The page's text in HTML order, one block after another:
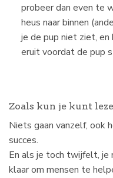
probeer dan even te
heus naar binnen
je de pup niet ziet,
eruit voordat de pup
Zoals kun je kunt
Niets gaan vanzelf, ook
succes.
En als je toch twijfelt, je
klaar om mensen te